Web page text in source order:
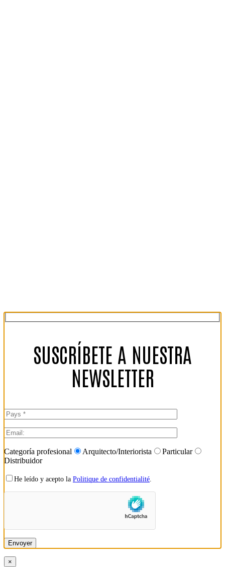
SUSCRÍBETE A NUESTRA
NEWSLETTER
Categoría profesional Arquitecto/Interiorista
Particular
Distribuidor
He leído y acepto la Politique de confidentialité
×